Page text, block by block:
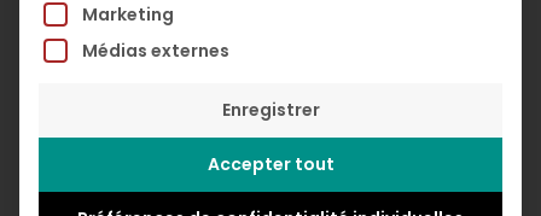
Marketing
Médias externes
Enregistrer
Accepter tout